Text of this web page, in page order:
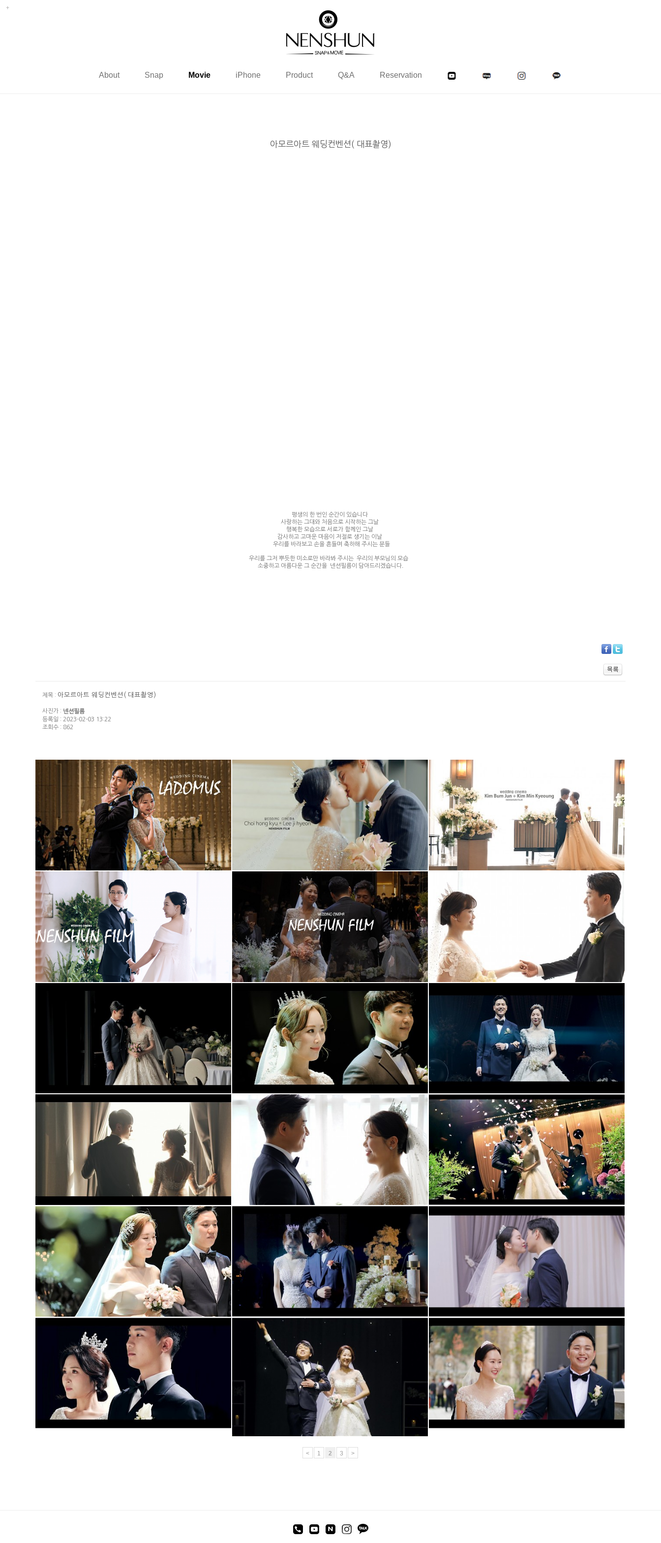
About Snap Movie iPhone Product Q&A Reservation
아모르아트 웨딩컨벤션( 대표촬영)
평생의 한 번인 순간이 있습니다
사랑하는 그대와 처음으로 시작하는 그날
행복한 모습으로 서로가 함께인 그날
감사하고 고마운 마음이 저절로 생기는 이날
​ 우리를 바라보고 손을 흔들며 축하해 주시는 분들
우리를 그저 뿌듯한 미소로만 바라봐 주시는 우리의 부모님의 모습 ​
소중하고 아름다운 그 순간을 넨션필름이 담아드리겠습니다.
제목 : 아모르아트 웨딩컨벤션( 대표촬영)
사진가 : 넨션필름
등록일 : 2023-02-03 13:22
조회수 : 862
대전 라도무스 더빈웨딩컨벤션 (메인실장) 메리다웨딩컨벤션 (대표촬영)
청주메리다웨딩컨베션 (대표촬영) 아모르아트웨딩컨벤션 (부대표촬영) 대전 루이비스웨딩컨벤션 (대표2인촬영)
청주 더빈웨딩 가드니아홀(대표촬영) 더빈웨딩컨벤션 (대표촬영) 청주아모르아트 본식영상(대표촬영)
더빈 웨딩컨벤션 가드니아홀 (대표촬영) 아모르아트웨딩컨벤션 본식영상+식중영상(대표촬영2인촬영) 아모르아트 웨딩컨벤션( 대표촬영)
더빈웨딩컨벤션 (대표2인촬영) 청주 메리다웨딩컨벤션 (메인실장,2인촬영) 대전 icc웨딩홀 (부대표촬영)
이천 아모르컨벤션 웨딩홀(부대표촬영)
대전bmk웨딩홀 (대표촬영)
천안 비렌티웨딩홀 (2인메인실장)
< 1 2 3 >